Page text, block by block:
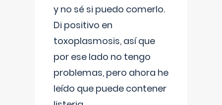
y no sé si puedo comerlo.
Di positivo en
toxoplasmosis, así que
por ese lado no tengo
problemas, pero ahora he
leído que puede contener